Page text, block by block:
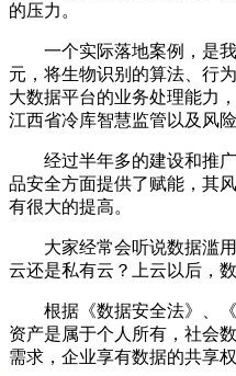
的压力。
一个实际落地案例，是我
元，将生物识别的算法、行
大数据平台的业务处理能力
江西省冷库智慧监管以及风
经过半年多的建设和推广
品安全方面提供了赋能，其
有很大的提高。
大家经常会听说数据滥用
云还是私有云？上云以后，
根据《数据安全法》、《
资产是属于个人所有，社会
需求，企业享有数据的共享